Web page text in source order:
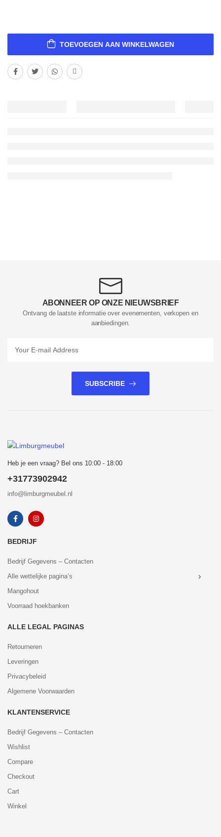
TOEVOEGEN AAN WINKELWAGEN
ABONNEER OP ONZE NIEUWSBRIEF
Ontvang de laatste informatie over evenementen, verkopen en
aanbiedingen.
SUBSCRIBE
Heb je een vraag? Bel ons 10:00 - 18:00
+31773902942
info@limburgmeubel.nl
BEDRIJF
Bedrijf Gegevens – Contacten
Alle wettelijke pagina’s
Mangohout
Voorraad hoekbanken
ALLE LEGAL PAGINAS
Retourneren
Leveringen
Privacybeleid
Algemene Voorwaarden
KLANTENSERVICE
Bedrijf Gegevens – Contacten
Wishlist
Compare
Checkout
Cart
Winkel